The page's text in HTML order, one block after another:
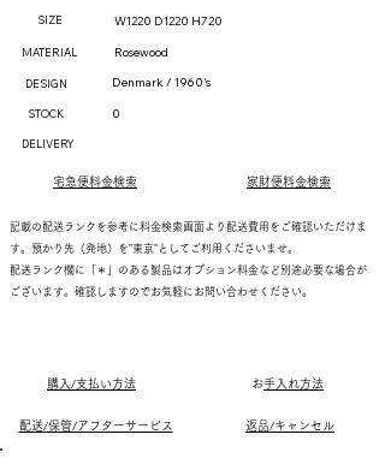
SIZE W1220 D1220 H720
MATERIAL Rosewood
DESIGN Denmark / 1960's
STOCK 0
DELIVERY
宅急便料金検索 家財便料金検索
記載の配送ランクを参考に料金検索画面より配送費用をご確認いただけま
す。預かり先（発地）を"東京"としてご利用くださいませ。
配送ランク欄に「＊」のある製品はオプション料金など別途必要な場合が
ございます。確認しますのでお気軽にお問い合わせください。
購入/支払い方法 ​お手入れ方法
配送/保管/アフターサービス 返品/キャンセル